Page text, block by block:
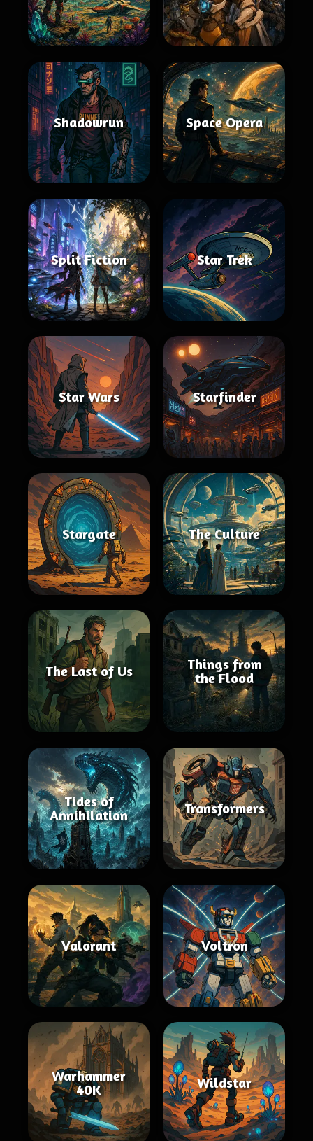
Shadowrun Space Opera
Split Fiction Star Trek
Star Wars Starfinder
Stargate The Culture
The Last of Us
Things from
the Flood
Tides of
Annihilation
Transformers
Valorant Voltron
Warhammer
40K
Wildstar